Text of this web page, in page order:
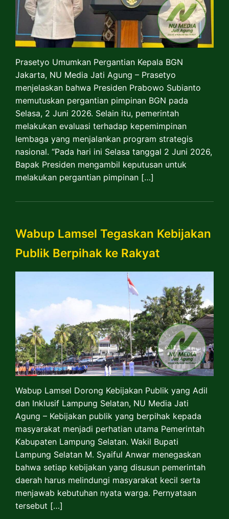
Prasetyo Umumkan Pergantian Kepala BGN
Jakarta, NU Media Jati Agung – Prasetyo
menjelaskan bahwa Presiden Prabowo Subianto
memutuskan pergantian pimpinan BGN pada
Selasa, 2 Juni 2026. Selain itu, pemerintah
melakukan evaluasi terhadap kepemimpinan
lembaga yang menjalankan program strategis
nasional. “Pada hari ini Selasa tanggal 2 Juni 2026,
Bapak Presiden mengambil keputusan untuk
melakukan pergantian pimpinan […]
Wabup Lamsel Tegaskan Kebijakan
Publik Berpihak ke Rakyat
Wabup Lamsel Dorong Kebijakan Publik yang Adil
dan Inklusif Lampung Selatan, NU Media Jati
Agung – Kebijakan publik yang berpihak kepada
masyarakat menjadi perhatian utama Pemerintah
Kabupaten Lampung Selatan. Wakil Bupati
Lampung Selatan M. Syaiful Anwar menegaskan
bahwa setiap kebijakan yang disusun pemerintah
daerah harus melindungi masyarakat kecil serta
menjawab kebutuhan nyata warga. Pernyataan
tersebut […]